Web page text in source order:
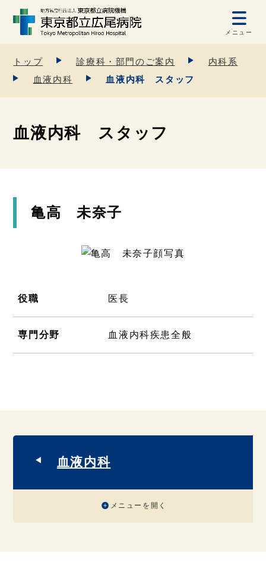
メニュー
トップ 診療科・部門のご案内
内科系
血液内科
血液内科 スタッフ
血液内科 スタッフ
亀高 未奈子
役職 医長
専門分野 血液内科疾患全般
血液内科
メニューを開く